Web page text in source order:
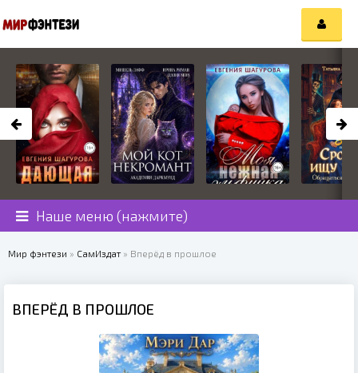
Наше меню (нажмите)
Мир фэнтези » СамИздат » Вперёд в прошлое
ВПЕРЁД В ПРОШЛОЕ